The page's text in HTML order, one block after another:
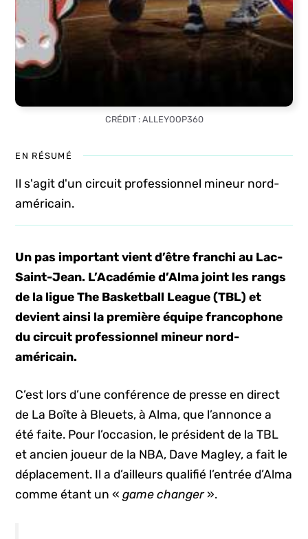
CRÉDIT : ALLEYOOP360
EN RÉSUMÉ
Il s'agit d'un circuit professionnel mineur nord-
américain.
Un pas important vient d’être franchi au Lac-
Saint-Jean. L’Académie d’Alma joint les rangs
de la ligue The Basketball League (TBL) et
devient ainsi la première équipe francophone
du circuit professionnel mineur nord-
américain.
C’est lors d’une conférence de presse en direct
de La Boîte à Bleuets, à Alma, que l’annonce a
été faite. Pour l’occasion, le président de la TBL
et ancien joueur de la NBA, Dave Magley, a fait le
déplacement. Il a d’ailleurs qualifié l’entrée d’Alma
comme étant un «game changer».